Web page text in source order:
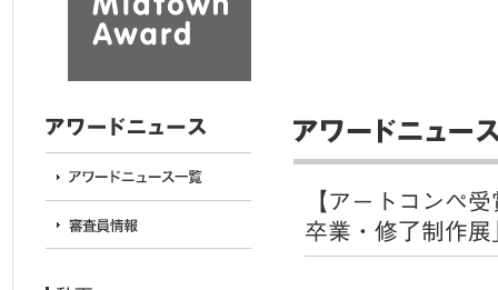
【アートコンペ
卒業・修了制作